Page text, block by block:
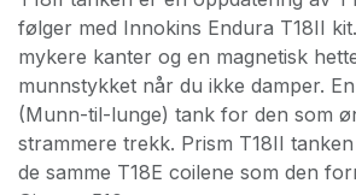
følger med Innokins Endura T18II
mykere kanter og en magnetisk
munnstykket når du ikke damper.
(Munn-til-lunge) tank for den som
strammere trekk. Prism T18II
de samme T18E coilene som den